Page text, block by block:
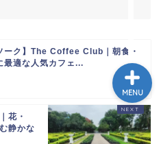
ーク】The Coffee Club｜朝食・
最適な人気カフェ...
花・
静かな
MENU